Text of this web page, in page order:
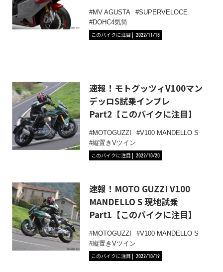
MV AGUSTA
SUPERVELOCE
DOHC4気筒
このバイクに注目
2022/11/18
速報！モトグッツィV100マン
デッロS試乗インプレ
Part2【このバイクに注目】
MOTOGUZZI
V100 MANDELLO S
縦置きVツイン
このバイクに注目
2022/10/20
速報！MOTO GUZZI V100
MANDELLO S 現地試乗
Part1【このバイクに注目】
MOTOGUZZI
V100 MANDELLO S
縦置きVツイン
このバイクに注目
2022/10/19